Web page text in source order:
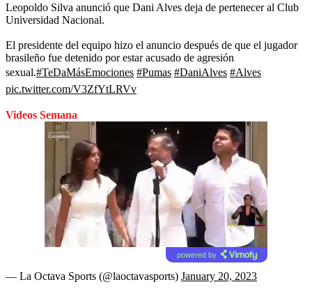
Leopoldo Silva anunció que Dani Alves deja de pertenecer al Club
Universidad Nacional.
El presidente del equipo hizo el anuncio después de que el jugador
brasileño fue detenido por estar acusado de agresión
sexual.#TeDaMásEmociones #Pumas #DaniAlves #Alves
pic.twitter.com/V3ZfYtLRVv
Videos Semana
powered by
— La Octava Sports (@laoctavasports) January 20, 2023